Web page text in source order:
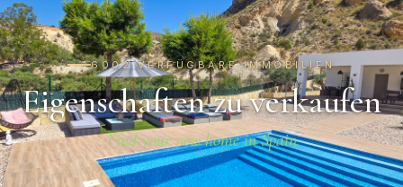
6002 VERFÜGBARE IMMOBILIEN
Eigenschaften zu verkaufen
Find your new home in Spain